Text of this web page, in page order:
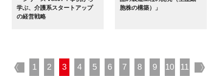
学ぶ、介護系スタートアップ
の経営戦略
胞株の構築）」
prev
1 2 3 4 5 6 7 8 9 10 11